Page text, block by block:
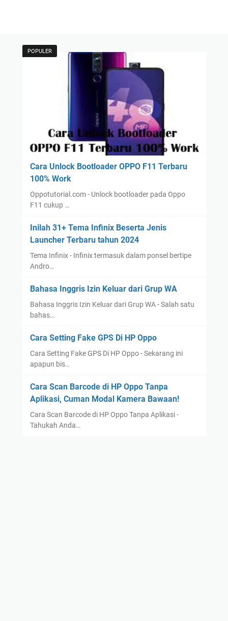
POPULER
Cara Unlock Bootloader OPPO F11 Terbaru
100% Work
Oppotutorial.com - Unlock bootloader pada Oppo
F11 cukup …
Inilah 31+ Tema Infinix Beserta Jenis
Launcher Terbaru tahun 2024
Tema Infinix - Infinix termasuk dalam ponsel bertipe
Andro…
Bahasa Inggris Izin Keluar dari Grup WA
Bahasa Inggris Izin Keluar dari Grup WA - Salah satu
bahas…
Cara Setting Fake GPS Di HP Oppo
Cara Setting Fake GPS Di HP Oppo - Sekarang ini
apapun bis…
Cara Scan Barcode di HP Oppo Tanpa
Aplikasi, Cuman Modal Kamera Bawaan!
Cara Scan Barcode di HP Oppo Tanpa Aplikasi -
Tahukah Anda…